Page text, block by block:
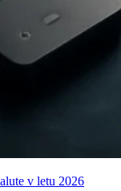
v letu 2026